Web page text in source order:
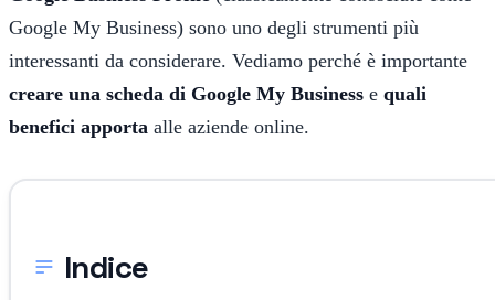
Google My Business) sono uno degli strumenti più
interessanti da considerare. Vediamo perché è importante
creare una scheda di Google My Business e quali
benefici apporta alle aziende online.
Indice